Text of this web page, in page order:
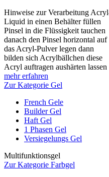
Hinweise zur Verarbeitung
Liquid in einen Behälter füllen
Pinsel in die Flüssigkeit tauchen
danach den Pinsel horizontal auf
das Acryl-Pulver legen dann
bilden sich Acrylbällchen diese
Acryl auftragen aushärten lassen
mehr erfahren
Zur Kategorie Gel
French Gele
Builder Gel
Haft Gel
1 Phasen Gel
Versiegelungs Gel
Multifunktionsgel
Zur Kategorie Farbgel